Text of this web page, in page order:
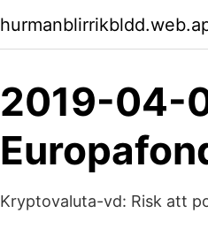
2019-04-
Kryptovaluta-vd: Risk att